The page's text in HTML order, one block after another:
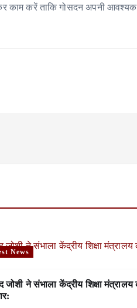
काम करें ताकि गोसदन अपनी
News
जोशी ने संभाला केंद्रीय शिक्षा मंत्रालय